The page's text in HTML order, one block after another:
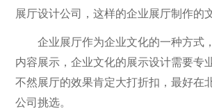
展厅设计公司，这样的企业展厅制作的
企业展厅作为企业文化的一种方式
内容展示，企业文化的展示设计需要专
不然展厅的效果肯定大打折扣，最好在
公司挑选。